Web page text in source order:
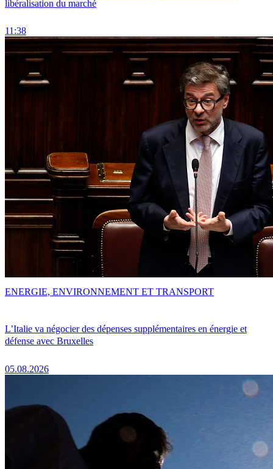
libéralisation du marché
11:38
L’Italie va négocier des dépenses supplémentaires en énergie et
défense avec Bruxelles
05.08.2026
ENERGIE, ENVIRONNEMENT ET TRANSPORT